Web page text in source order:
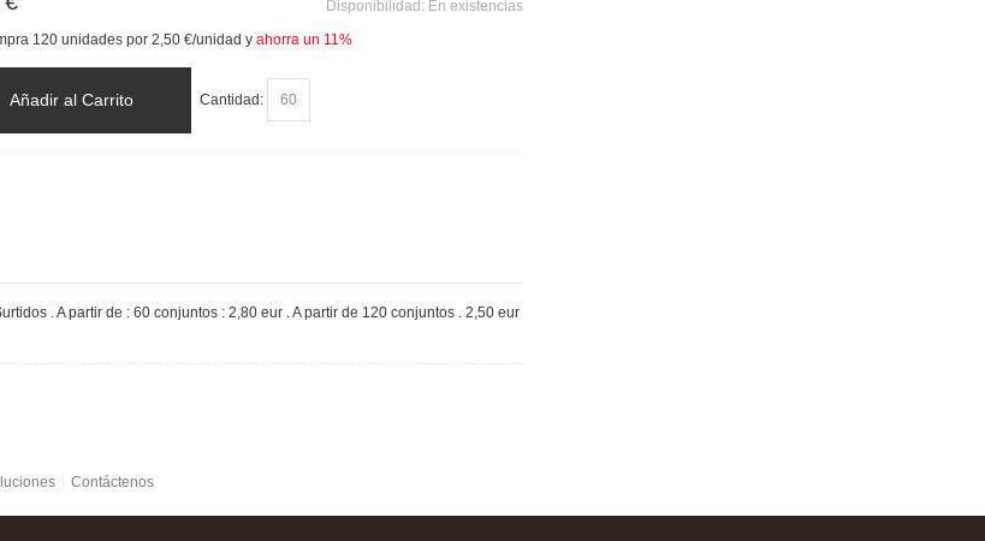
Disponibilidad: En existencias
120 unidades por 2,50 €/unidad y ahorra un 11 %
Cantidad:
Añadir al Carrito
. A partir de : 60 conjuntos : 2,80 eur . A partir de 120 conjuntos . 2,50 eur
Contáctenos